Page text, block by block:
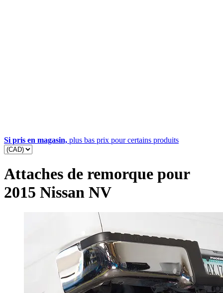
Si pris en magasin, plus bas prix pour certains produits
Attaches de remorque pour
2015 Nissan NV